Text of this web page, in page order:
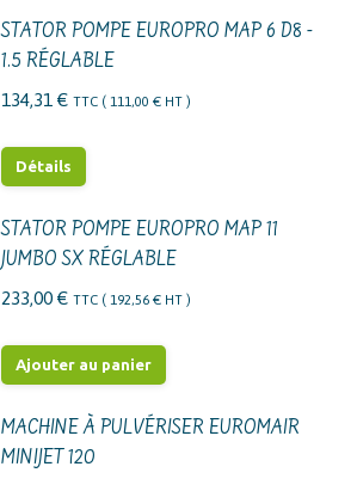
STATOR POMPE EUROPRO MAP 6 D8 -
1.5 RÉGLABLE
134,31 € TTC ( 111,00 € HT )
Détails
STATOR POMPE EUROPRO MAP 11
JUMBO SX RÉGLABLE
233,00 € TTC ( 192,56 € HT )
Ajouter au panier
MACHINE À PULVÉRISER EUROMAIR
MINIJET 120